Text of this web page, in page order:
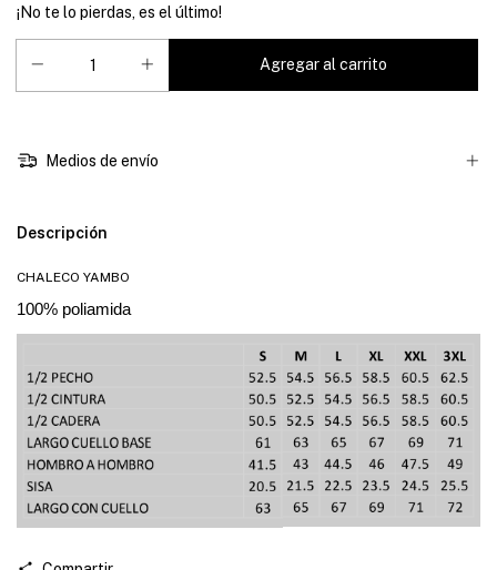
¡No te lo pierdas, es el último!
Medios de envío
Descripción
CHALECO YAMBO
100% poliamida